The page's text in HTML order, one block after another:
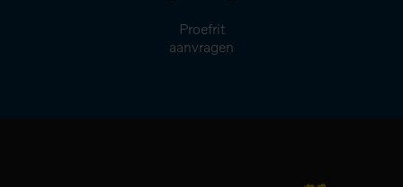
Proefrit
aanvragen